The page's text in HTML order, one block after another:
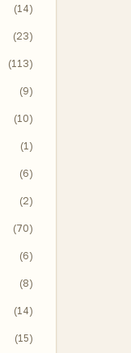
(14)
(23)
(113)
(9)
(10)
(1)
(6)
(2)
(70)
(6)
(8)
(14)
(15)